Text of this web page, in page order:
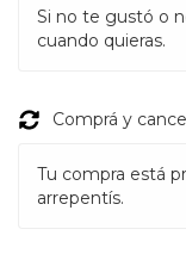
Si no te gustó o
cuando quieras.
Comprá y
Tu compra está
arrepentís.